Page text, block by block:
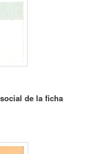
de la ficha